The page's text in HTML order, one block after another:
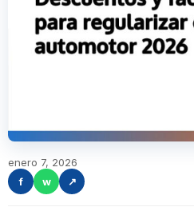
enero 7, 2026
f
w ↗